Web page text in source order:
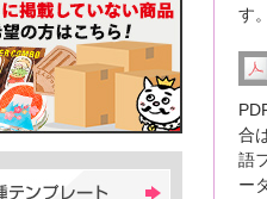
す
合
語
ー